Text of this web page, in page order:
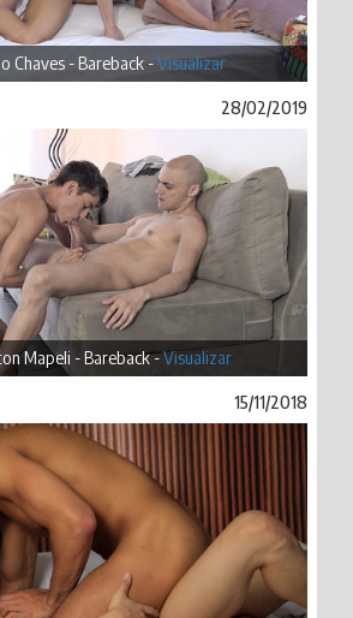
Chaves - Bareback -Visualizar
28/02/2019
Mapeli - Bareback -Visualizar
15/11/2018